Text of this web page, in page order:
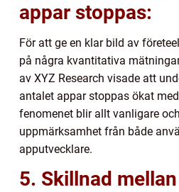
appar stoppas:
För att ge en klar bild av
på några kvantitativa
av XYZ Research visade att
antalet appar stoppas ökat
fenomenet blir allt vanligare
uppmärksamhet från både
apputvecklare.
5. Skillnad